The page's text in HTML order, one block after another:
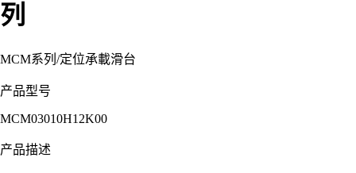
列
MCM系列 /定位承載滑台
产品型号
MCM03010H12K00
产品描述